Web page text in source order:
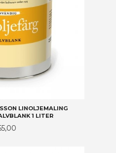
LINOLJEMALING
1 LITER